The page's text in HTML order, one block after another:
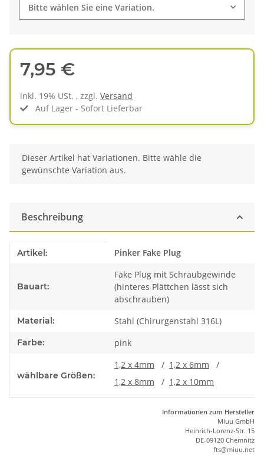
Bitte wählen Sie eine Variation.
7,95 €
inkl. 19% USt. , zzgl. Versand
Auf Lager - Sofort Lieferbar
x
Dieser Artikel hat Variationen. Bitte wähle die
gewünschte Variation aus.
Beschreibung
Produkteigenschaft
Wert
Artikel: Pinker Fake Plug
Bauart:
Fake Plug mit Schraubgewinde
(hinteres Plättchen lässt sich
abschrauben)
Material: Stahl (Chirurgenstahl 316L)
Farbe: pink
wählbare Größen:
1,2 x 4mm / 1,2 x 6mm
/
1,2 x 8mm
/ 1,2 x 10mm
Informationen zum Hersteller
Miuu GmbH
Heinrich-Lorenz-Str. 15
DE-09120 Chemnitz
fts@miuu.net